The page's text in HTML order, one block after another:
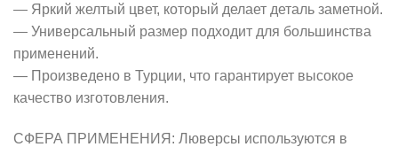
— Яркий желтый цвет, который делает деталь заметной.
— Универсальный размер подходит для большинства
применений.
— Произведено в Турции, что гарантирует высокое
качество изготовления.
СФЕРА ПРИМЕНЕНИЯ: Люверсы используются в